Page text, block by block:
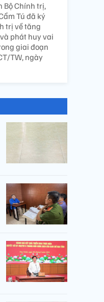
Bộ Chính trị,
Tú đã ký
trị về tăng
phát huy vai
giai đoạn
TW, ngày